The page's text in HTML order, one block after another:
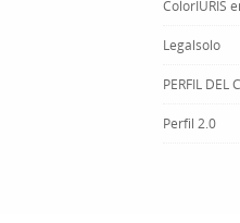
ColorIURIS
Legalsolo
PERFIL DEL
Perfil 2.0